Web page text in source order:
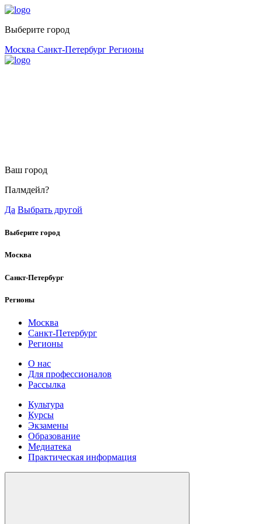
Выберите город
Москва Санкт-Петербург Регионы
Ваш город
Палмдейл?
Да Выбрать другой
Выберите город
Москва
Санкт-Петербург
Регионы
Москва
Санкт-Петербург
Регионы
О нас
Для профессионалов
Рассылка
Культура
Курсы
Экзамены
Образование
Медиатека
Практическая информация